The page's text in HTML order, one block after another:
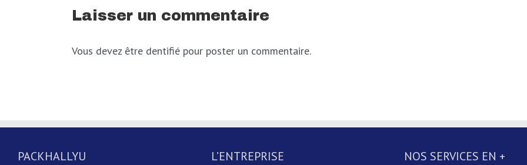
Laisser un commentaire
Vous devez être dentifié pour poster un commentaire.
PACKHALLYU L’ENTREPRISE NOS SERVICES EN +